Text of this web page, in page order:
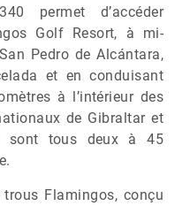
permet d’accéder
Golf Resort, à mi-
Pedro de Alcántara,
et en conduisant
à l’intérieur des
de Gibraltar et
sont tous deux à 45
Flamingos, conçu